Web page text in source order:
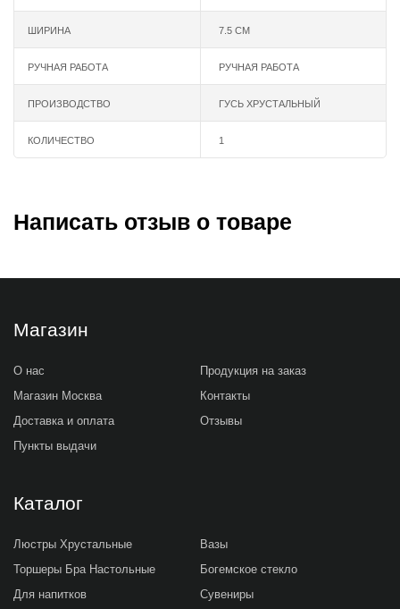
ШИРИНА 7.5 СМ
РУЧНАЯ РАБОТА РУЧНАЯ РАБОТА
ПРОИЗВОДСТВО ГУСЬ ХРУСТАЛЬНЫЙ
КОЛИЧЕСТВО 1
Написать отзыв о товаре
Магазин
О нас
Магазин Москва
Доставка и оплата
Пункты выдачи
Продукция на заказ
Контакты
Отзывы
Каталог
Люстры Хрустальные
Торшеры Бра Настольные
Для напитков
Вазы
Богемское стекло
Сувениры